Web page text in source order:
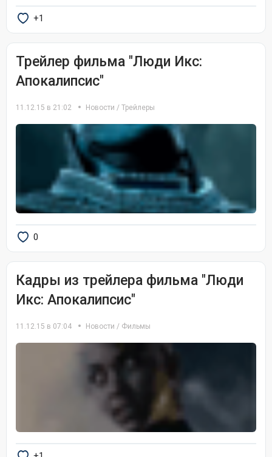
+1
Трейлер фильма "Люди Икс:
Апокалипсис"
11.12.15 в 21:02 Новости / Трейлеры
0
Кадры из трейлера фильма "Люди
Икс: Апокалипсис"
11.12.15 в 07:04 Новости / Фильмы